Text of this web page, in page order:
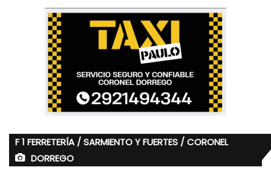
F 1 FERRETERÍA / SARMIENTO Y FUERTES / CORONEL
DORREGO